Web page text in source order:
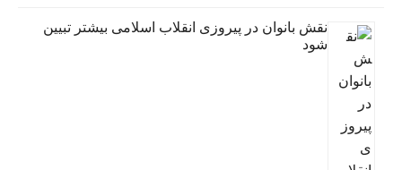
نقش بانوان در پیروزی انقلاب اسلامی بیشتر تبیین
شود